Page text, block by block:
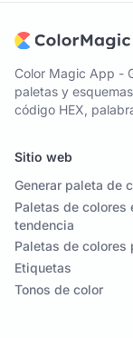
Color Magic App -
paletas y
código HEX,
Sitio web
Generar paleta de
Paletas de colores
tendencia
Paletas de colores
Etiquetas
Tonos de color